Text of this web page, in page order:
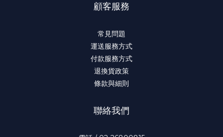
顧客服務
常見問題
運送服務方式
付款服務方式
退換貨政策
條款與細則
聯絡我們